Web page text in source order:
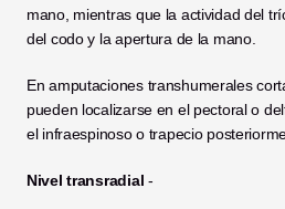
mano, mientras que la actividad del
del codo y la apertura de la mano.
En amputaciones transhumerales
pueden localizarse en el pectoral o
el infraespinoso o trapecio
Nivel transradial -